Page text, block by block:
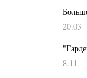
20.03
8.11